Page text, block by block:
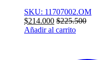
SKU: 11707002.OM
$214.000 $225.500
Añadir al carrito